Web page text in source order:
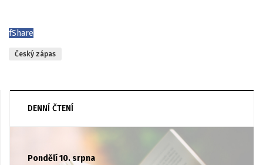
fShare
Český zápas
DENNÍ ČTENÍ
Pondělí 10. srpna